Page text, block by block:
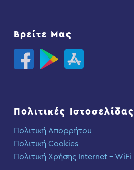
Βρείτε Μας
Πολιτικές Ιστοσελίδας
Πολιτική Απορρήτου
Πολιτική Cookies
Πολιτική Χρήσης Internet – WiFi